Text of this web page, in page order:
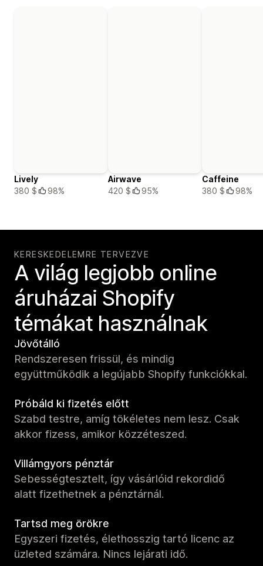
Lively
380 $
98%
Airwave
420 $
95%
Caffeine
380 $
98%
KERESKEDELEMRE TERVEZVE
A világ legjobb online
áruházai Shopify
témákat használnak
Jövőtálló
Rendszeresen frissül, és mindig
együttműködik a legújabb Shopify funkciókkal.
Próbáld ki fizetés előtt
Szabd testre, amíg tökéletes nem lesz. Csak
akkor fizess, amikor közzéteszed.
Villámgyors pénztár
Sebességtesztelt, így vásárlóid rekordidő
alatt fizethetnek a pénztárnál.
Tartsd meg örökre
Egyszeri fizetés, élethosszig tartó licenc az
üzleted számára. Nincs lejárati idő.